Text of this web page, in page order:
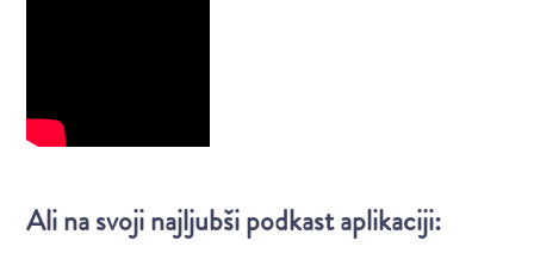
Ali na svoji najljubši podkast aplikaciji: